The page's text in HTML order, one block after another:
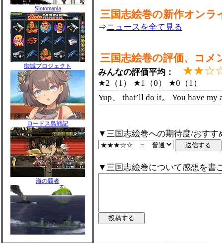
Slotomania
御城プロジェクト
ロードス島戦記
海の覇者
三国志絵巻の新作オンラ
⇒ニュースを全て見る
三国志絵巻の評価、コメ
みんなの評価平均：
★2（1） ★1（0） ★0（1）
Yup、 that’ll do it。 You have
▼三国志絵巻への期待度/おすす
▼三国志絵巻について感想を書